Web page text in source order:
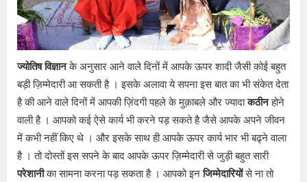
ज्योतिष विज्ञानके अनुसार आने वाले दिनों में आपके ऊपर शादी जैसी कोई बहुत
बड़ी ज़िम्मेदारी आ सकती है । इसके अलावा ये सपना इस बात का भी संकेत देता
है की आने वाले दिनों में आपकी ज़िंदगी पहले के मुक़ाबले और ज्यादाकठीनहोने
वाली है । आपको कई ऐसे कार्य भी करने पड़ सकते है जैसे आपके अपने जीवन
में कभी नहीं किए थे । और इसके साथ ही आपके ऊपर कार्य भार भी बढ्ने वाला
है । तो दोस्तों इस सपने के बाद आपके ऊपर ज़िम्मेदारी से जुड़ी बहुत सारी
परेशानीका सामना करना पड़ सकता है । आपको इनजिम्मेदारियोंसे ना तो